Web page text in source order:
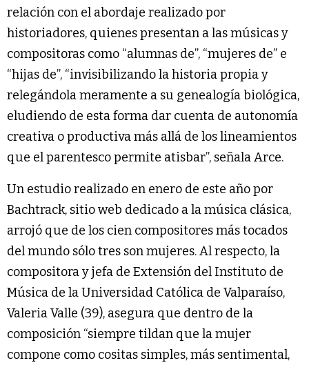
relación con el abordaje realizado por
historiadores, quienes presentan a las músicas y
compositoras como “alumnas de”, “mujeres de” e
“hijas de”, “invisibilizando la historia propia y
relegándola meramente a su genealogía biológica,
eludiendo de esta forma dar cuenta de autonomía
creativa o productiva más allá de los lineamientos
que el parentesco permite atisbar”, señala Arce.
Un estudio realizado en enero de este año por
Bachtrack, sitio web dedicado a la música clásica,
arrojó que de los cien compositores más tocados
del mundo sólo tres son mujeres. Al respecto, la
compositora y jefa de Extensión del Instituto de
Música de la Universidad Católica de Valparaíso,
Valeria Valle (39), asegura que dentro de la
composición “siempre tildan que la mujer
compone como cositas simples, más sentimental,